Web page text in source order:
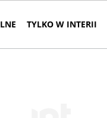
TYLKO W INTERII